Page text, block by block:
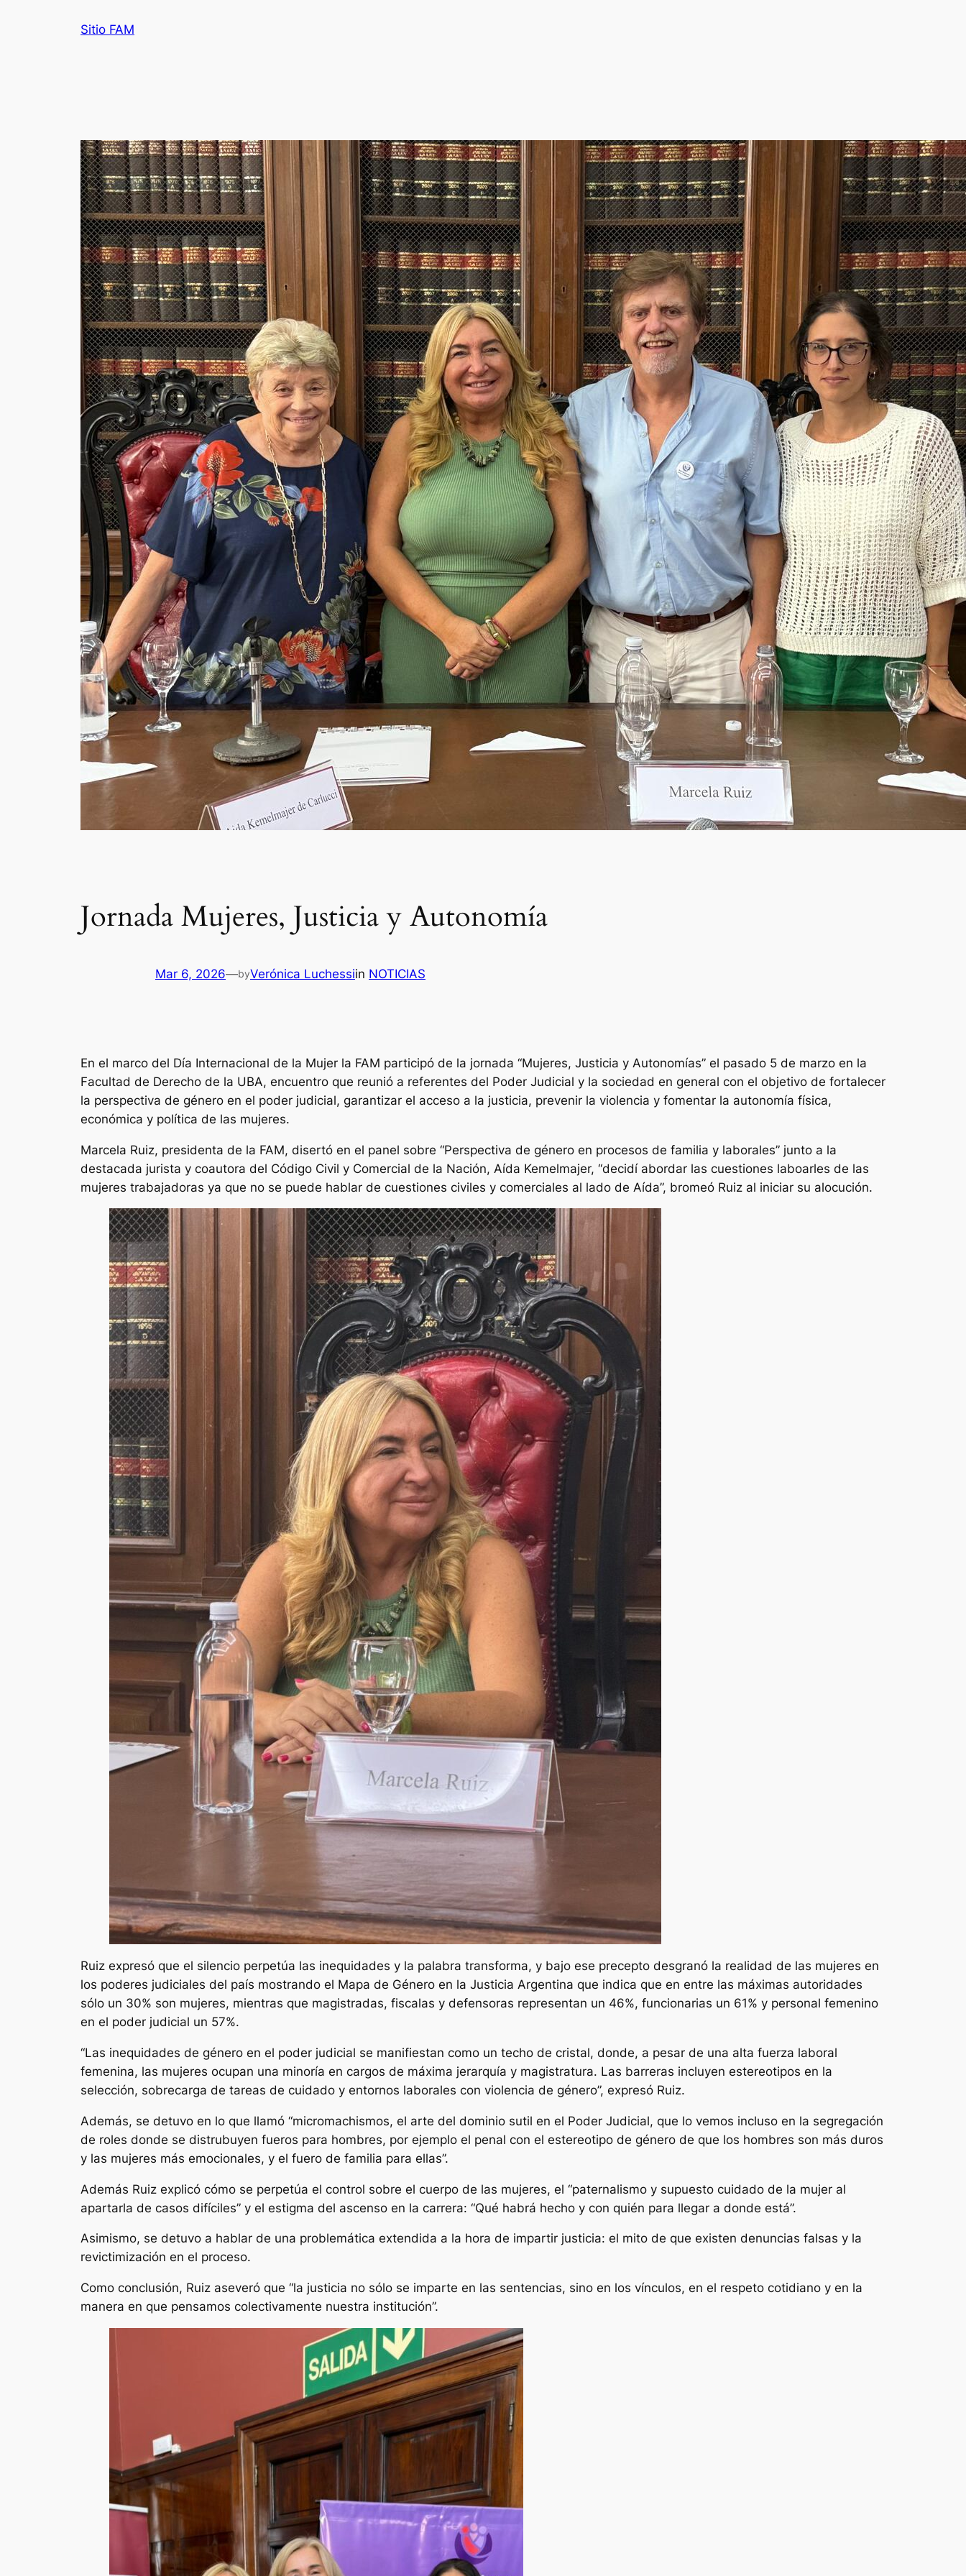
Sitio FAM
Jornada Mujeres, Justicia y Autonomía
Mar 6, 2026—byVerónica Luchessiin NOTICIAS
En el marco del Día Internacional de la Mujer la FAM participó de la jornada “Mujeres, Justicia y Autonomías” el pasado 5 de marzo en la
Facultad de Derecho de la UBA, encuentro que reunió a referentes del Poder Judicial y la sociedad en general con el objetivo de fortalecer
la perspectiva de género en el poder judicial, garantizar el acceso a la justicia, prevenir la violencia y fomentar la autonomía física,
económica y política de las mujeres.
Marcela Ruiz, presidenta de la FAM, disertó en el panel sobre “Perspectiva de género en procesos de familia y laborales” junto a la
destacada jurista y coautora del Código Civil y Comercial de la Nación, Aída Kemelmajer, “decidí abordar las cuestiones laboarles de las
mujeres trabajadoras ya que no se puede hablar de cuestiones civiles y comerciales al lado de Aída”, bromeó Ruiz al iniciar su alocución.
Ruiz expresó que el silencio perpetúa las inequidades y la palabra transforma, y bajo ese precepto desgranó la realidad de las mujeres en
los poderes judiciales del país mostrando el Mapa de Género en la Justicia Argentina que indica que en entre las máximas autoridades
sólo un 30% son mujeres, mientras que magistradas, fiscalas y defensoras representan un 46%, funcionarias un 61% y personal femenino
en el poder judicial un 57%.
“Las inequidades de género en el poder judicial se manifiestan como un techo de cristal, donde, a pesar de una alta fuerza laboral
femenina, las mujeres ocupan una minoría en cargos de máxima jerarquía y magistratura. Las barreras incluyen estereotipos en la
selección, sobrecarga de tareas de cuidado y entornos laborales con violencia de género”, expresó Ruiz.
Además, se detuvo en lo que llamó “micromachismos, el arte del dominio sutil en el Poder Judicial, que lo vemos incluso en la segregación
de roles donde se distrubuyen fueros para hombres, por ejemplo el penal con el estereotipo de género de que los hombres son más duros
y las mujeres más emocionales, y el fuero de familia para ellas”.
Además Ruiz explicó cómo se perpetúa el control sobre el cuerpo de las mujeres, el “paternalismo y supuesto cuidado de la mujer al
apartarla de casos difíciles” y el estigma del ascenso en la carrera: “Qué habrá hecho y con quién para llegar a donde está”.
Asimismo, se detuvo a hablar de una problemática extendida a la hora de impartir justicia: el mito de que existen denuncias falsas y la
revictimización en el proceso.
Como conclusión, Ruiz aseveró que “la justicia no sólo se imparte en las sentencias, sino en los vínculos, en el respeto cotidiano y en la
manera en que pensamos colectivamente nuestra institución”.